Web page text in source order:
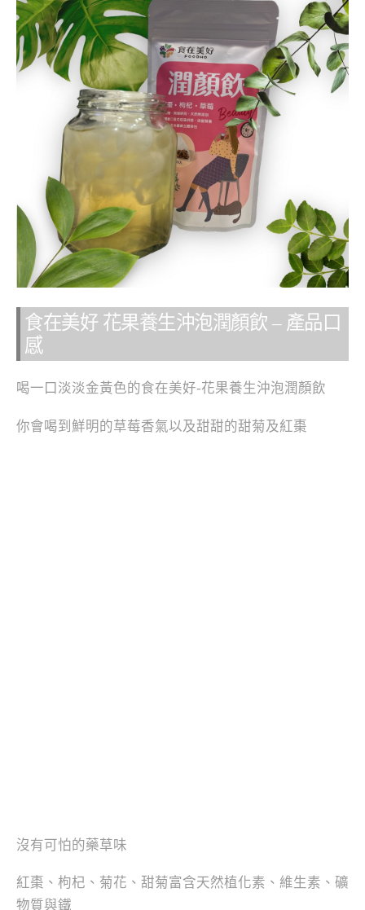
食在美好 花果養生沖泡潤顏飲 – 產品口
感
喝一口淡淡金黃色的食在美好-花果養生沖泡潤顏飲
你會喝到鮮明的草莓香氣以及甜甜的甜菊及紅棗
沒有可怕的藥草味
紅棗、枸杞、菊花、甜菊富含天然植化素、維生素、礦
物質與鐵